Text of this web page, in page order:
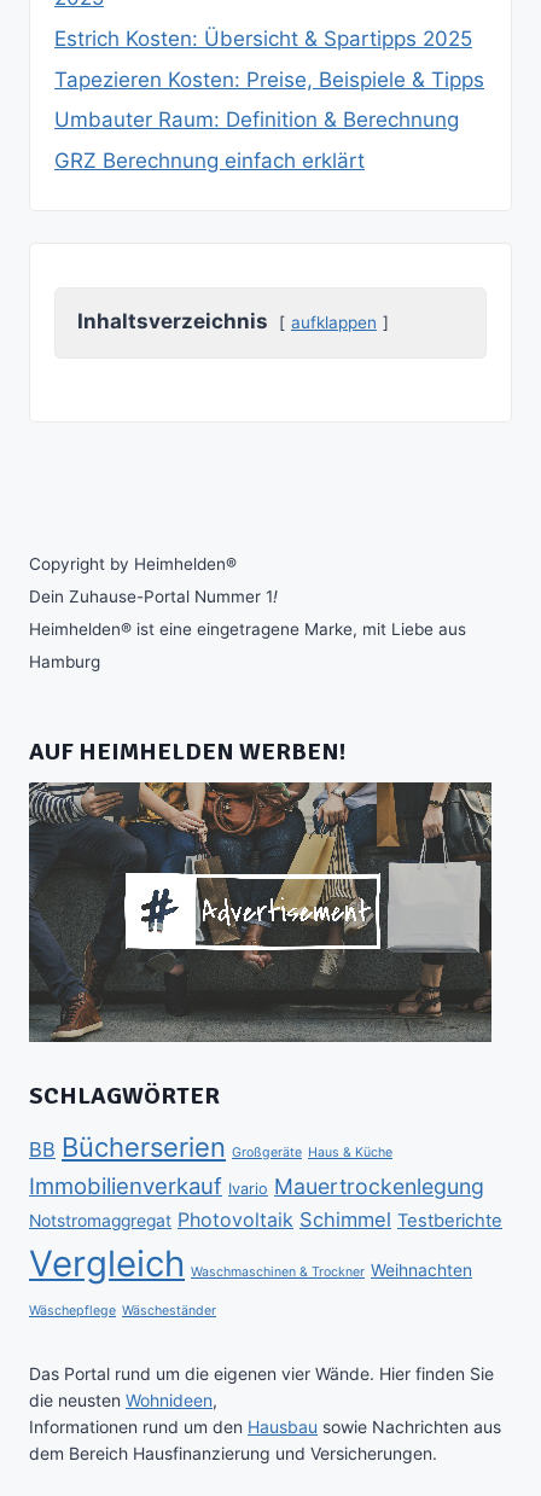
Estrich Kosten: Übersicht & Spartipps 2025
Tapezieren Kosten: Preise, Beispiele & Tipps
Umbauter Raum: Definition & Berechnung
GRZ Berechnung einfach erklärt
Inhaltsverzeichnis aufklappen
Copyright by Heimhelden®
Dein Zuhause-Portal Nummer 1!
Heimhelden® ist eine eingetragene Marke, mit Liebe aus
Hamburg
AUF HEIMHELDEN WERBEN!
SCHLAGWÖRTER
BB Bücherserien Großgeräte Haus & Küche
Immobilienverkauf Ivario Mauertrockenlegung
Notstromaggregat Photovoltaik Schimmel Testberichte
Vergleich Waschmaschinen & Trockner Weihnachten
Wäschepflege Wäscheständer
Das Portal rund um die eigenen vier Wände. Hier finden Sie
die neusten Wohnideen,
Informationen rund um den Hausbau sowie Nachrichten aus
dem Bereich Hausfinanzierung und Versicherungen.